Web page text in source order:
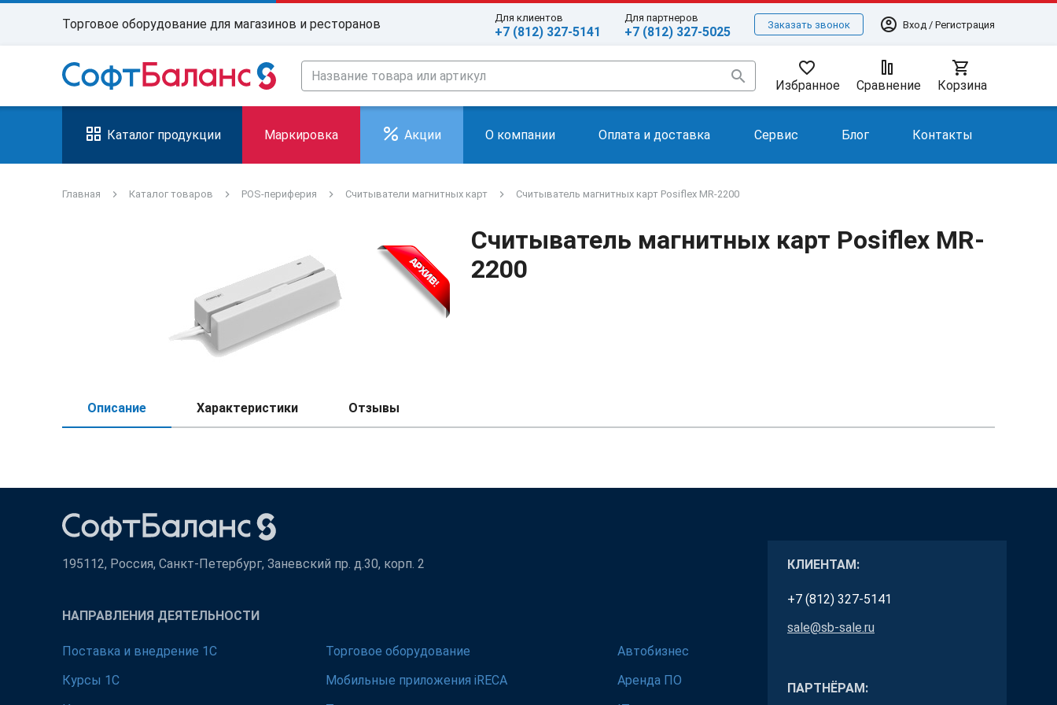
Торговое оборудование для магазинов и ресторанов Для клиентов
+7 (812) 327-5141
Для партнеров
+7 (812) 327-5025 Заказать звонок account_circle Вход / Регистрация
search favorite_border
Избранное Сравнение
shopping_cart
Корзина
Каталог продукции Маркировка Акции О компании Оплата и доставка Сервис Блог Контакты
Главная Каталог товаров POS-периферия Считыватели магнитных карт Считыватель магнитных карт Posiflex MR-2200
Считыватель магнитных карт Posiflex MR-
2200
Описание Характеристики Отзывы
195112, Россия, Санкт-Петербург, Заневский пр. д.30, корп. 2
НАПРАВЛЕНИЯ ДЕЯТЕЛЬНОСТИ
Поставка и внедрение 1С Торговое оборудование
Автобизнес
Курсы 1С
Мобильные приложения iRECA
Аренда ПО
КЛИЕНТАМ:
+7 (812) 327-5141
sale@sb-sale.ru
ПАРТНЁРАМ: